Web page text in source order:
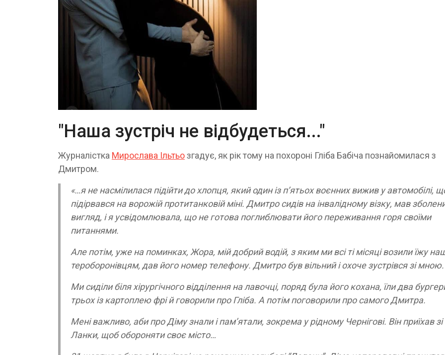
"Наша зустріч не відбудеться..."
Журналістка Мирослава Ільтьозгадує, як рік тому на похороні Гліба Бабіча познайомилася з
Дмитром.
«…я не насмілилася підійти до хлопця, який один із п’ятьох воєнних вижив у автомобілі,
підірвався на ворожій протитанковій міні. Дмитро сидів на інвалідному візку, мав
вигляд, і я усвідомлювала, що не готова поглиблювати його переживання горя своїми
питаннями.
Але потім, уже на поминках, Жора, мій добрий водій, з яким ми всі ті місяці возили їжу
тероборонівцям, дав його номер телефону. Дмитро був вільний і охоче зустрівся зі мною.
Ми сиділи біля хірургічного відділення на лавочці, поряд була його кохана, їли два
трьох із картоплею фрі й говорили про Гліба. А потім поговорили про самого Дмитра.
Мені важливо, аби про Діму знали і пам’ятали, зокрема у рідному Чернігові. Він приїхав
Ланки, щоб обороняти своє місто…